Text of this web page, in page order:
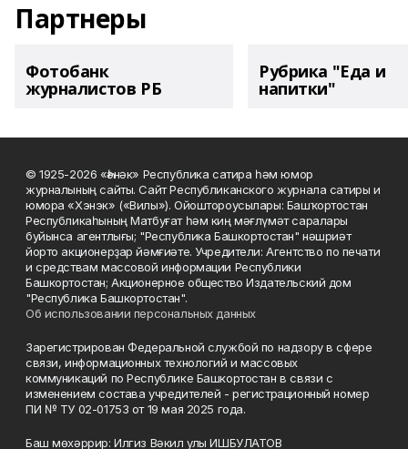
Партнеры
Фотобанк
журналистов РБ
Рубрика "Еда и
напитки"
© 1925-2026 «Һәнәк» Республика сатира һәм юмор
журналының сайты. Сайт Республиканского журнала сатиры и
юмора «Хэнэк» («Вилы»). Ойоштороусылары: Башҡортостан
Республикаһының Матбуғат һәм киң мәғлүмәт саралары
буйынса агентлығы; "Республика Башкортостан" нәшриәт
йорто акционерҙар йәмғиәте. Учредители: Агентство по печати
и средствам массовой информации Республики
Башкортостан; Акционерное общество Издательский дом
"Республика Башкортостан".
Об использовании персональных данных
Зарегистрирован Федеральной службой по надзору в сфере
связи, информационных технологий и массовых
коммуникаций по Республике Башкортостан в связи с
изменением состава учредителей - регистрационный номер
ПИ № ТУ 02-01753 от 19 мая 2025 года.
Баш мөхәррир: Илгиз Вәкил улы ИШБУЛАТОВ